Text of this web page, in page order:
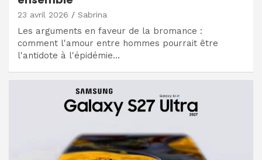
23 avril 2026 Sabrina
Les arguments en faveur de la bromance :
comment l'amour entre hommes pourrait être
l'antidote à l'épidémie…